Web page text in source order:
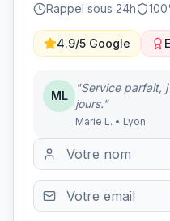
Rappel sous 24h
4.9/5 Google
ML
"Service parfait,
jours."
Marie L. • Lyon